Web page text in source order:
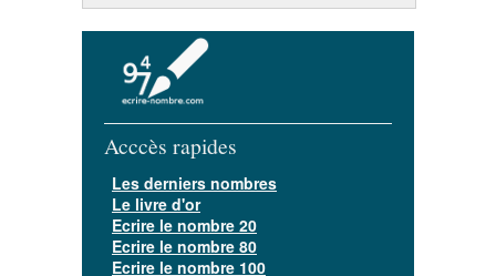
Acccès rapides
Les derniers nombres
Le livre d'or
Ecrire le nombre 20
Ecrire le nombre 80
Ecrire le nombre 100